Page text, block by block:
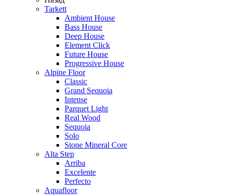
Tarkett
Ambient House
Bass House
Deep House
Element Click
Future House
Progressive House
Alpine Floor
Classic
Grand Sequoia
Intense
Parquet Light
Real Wood
Sequoia
Solo
Stone Mineral Core
Alta Step
Arriba
Excelente
Perfecto
Aquafloor